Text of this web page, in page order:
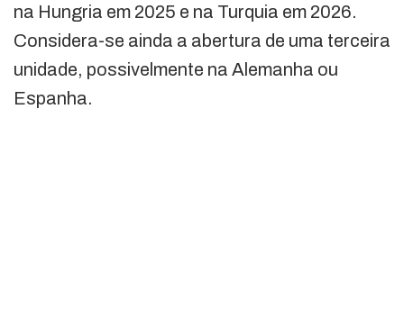
na Hungria em 2025 e na Turquia em 2026.
Considera-se ainda a abertura de uma terceira
unidade, possivelmente na Alemanha ou
Espanha.